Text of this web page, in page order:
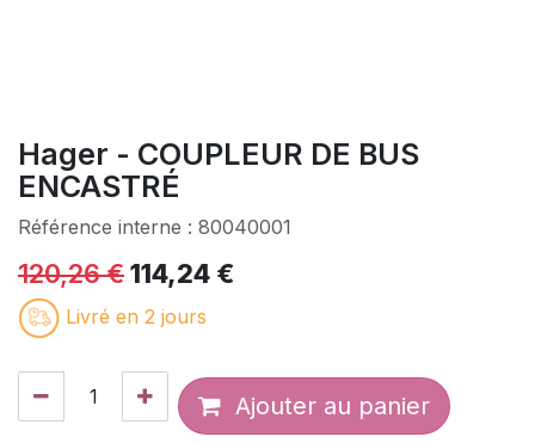
Hager - COUPLEUR DE BUS
ENCASTRÉ
Référence interne : 80040001
120,26€114,24 €
Livré en 2 jours
Ajouter au panier